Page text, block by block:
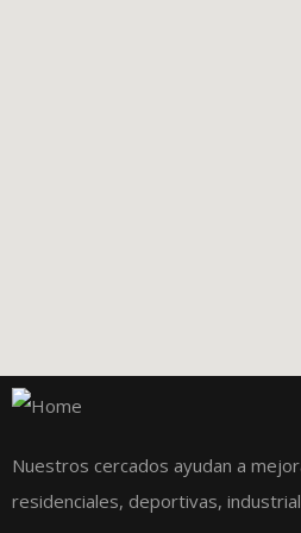
Nuestros cercados ayudan a
residenciales, deportivas,